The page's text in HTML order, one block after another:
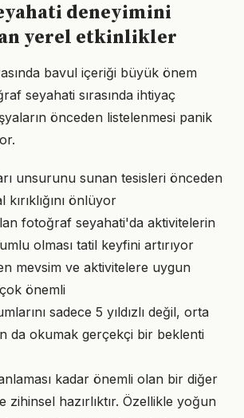
deneyimini
yerel etkinlikler
bavul içeriği büyük önem
seyahati sırasında ihtiyaç
önceden listelenmesi panik
unsurunu sunan tesisleri önceden
önlüyor
fotoğraf seyahati'da aktivitelerin
olması tatil keyfini artırıyor
mevsim ve aktivitelere uygun
önemli
sadece 5 yıldızlı değil, orta
da okumak gerçekçi bir beklenti
kadar önemli olan bir diğer
zihinsel hazırlıktır. Özellikle yoğun